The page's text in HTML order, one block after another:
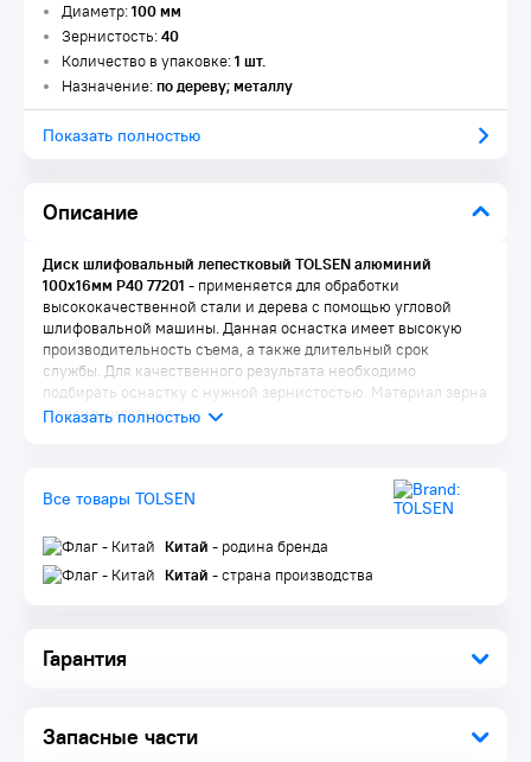
Описание
Гарантия
Запасные части
Диаметр:100 мм
Зернистость:40
Количество в упаковке:1 шт.
Назначение:по дереву; металлу
Показать полностью
Диск шлифовальный лепестковый TOLSEN алюминий
100x16мм Р40 77201 - применяется для обработки
высококачественной стали и дерева с помощью угловой
шлифовальной машины. Данная оснастка имеет высокую
производительность съема, а также длительный срок
службы. Для качественного результата необходимо
подбирать оснастку с нужной зернистостью. Материал зерна
– оксид циркония.
Упаковка 1 шт.
Все товары TOLSEN
Китай - родина бренда
Китай - страна производства